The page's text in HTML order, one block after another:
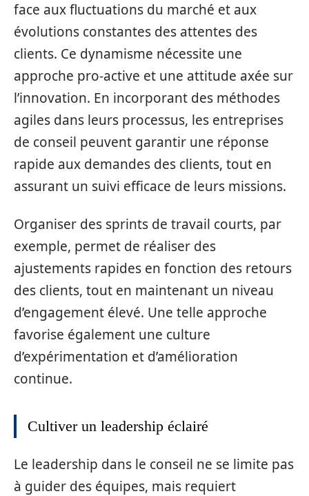
face aux fluctuations du marché et aux
évolutions constantes des attentes des
clients. Ce dynamisme nécessite une
approche pro-active et une attitude axée sur
l’innovation. En incorporant des méthodes
agiles dans leurs processus, les entreprises
de conseil peuvent garantir une réponse
rapide aux demandes des clients, tout en
assurant un suivi efficace de leurs missions.
Organiser des sprints de travail courts, par
exemple, permet de réaliser des
ajustements rapides en fonction des retours
des clients, tout en maintenant un niveau
d’engagement élevé. Une telle approche
favorise également une culture
d’expérimentation et d’amélioration
continue.
Cultiver un leadership éclairé
Le leadership dans le conseil ne se limite pas
à guider des équipes, mais requiert